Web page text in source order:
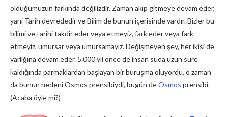
olduğumuzun farkında değilizdir. Zaman akıp gitmeye devam eder,
yani Tarih devrededir ve Bilim de bunun içerisinde vardır. Bizler bu
bilimi ve tarihi takdir eder veya etmeyiz, fark eder veya fark
etmeyiz, umursar veya umursamayız. Değişmeyen şey, her ikisi de
varlığına devam eder. 5.000 yıl önce de insan suda uzun süre
kaldığında parmaklardan başlayan bir buruşma oluyordu, o zaman
da bunun nedeni Osmos prensibiydi, bugün deOsmos prensibi.
(Acaba öyle mi?)